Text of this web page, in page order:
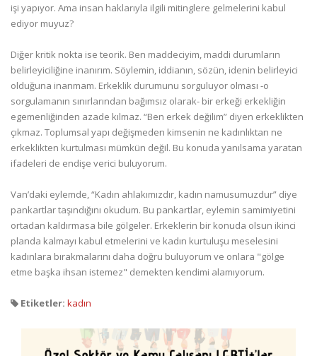
işi yapıyor. Ama insan haklarıyla ilgili mitinglere gelmelerini kabul
ediyor muyuz?
Diğer kritik nokta ise teorik. Ben maddeciyim, maddi durumların
belirleyiciliğine inanırım. Söylemin, iddianın, sözün, idenin belirleyici
olduğuna inanmam. Erkeklik durumunu sorguluyor olması -o
sorgulamanın sınırlarından bağımsız olarak- bir erkeği erkekliğin
egemenliğinden azade kılmaz. “Ben erkek değilim” diyen erkeklikten
çıkmaz. Toplumsal yapı değişmeden kimsenin ne kadınlıktan ne
erkeklikten kurtulması mümkün değil. Bu konuda yanılsama yaratan
ifadeleri de endişe verici buluyorum.
Van’daki eylemde, “Kadın ahlakımızdır, kadın namusumuzdur” diye
pankartlar taşındığını okudum. Bu pankartlar, eylemin samimiyetini
ortadan kaldırmasa bile gölgeler. Erkeklerin bir konuda olsun ikinci
planda kalmayı kabul etmelerini ve kadın kurtuluşu meselesini
kadınlara bırakmalarını daha doğru buluyorum ve onlara "gölge
etme başka ihsan istemez" demekten kendimi alamıyorum.
Etiketler: kadın